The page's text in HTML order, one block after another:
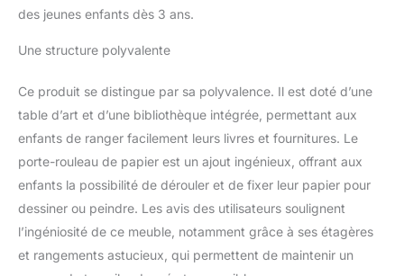
permettant au bureau de supporter jusqu'à
enfants de supporter jusqu'à 50 kg. De plus,
blessures.
Accessoires complets — Ce
chevalet d'art est livré avec des fournitures
complètes, dont 5 craies, 2 marqueurs, 2
pots de peinture et 1 tampon effaceur. De
plus, 1 rouleau de papier est fourni pour plus
d'espace de dessin, et 2 clips métalliques
supplémentaire en place.
des jeunes enfants dès 3 ans.
Une structure polyvalente
Ce produit se distingue par sa polyvalence. Il est doté d’une
table d’art et d’une bibliothèque intégrée, permettant aux
enfants de ranger facilement leurs livres et fournitures. Le
porte-rouleau de papier est un ajout ingénieux, offrant aux
enfants la possibilité de dérouler et de fixer leur papier pour
dessiner ou peindre. Les avis des utilisateurs soulignent
l’ingéniosité de ce meuble, notamment grâce à ses étagères
et rangements astucieux, qui permettent de maintenir un